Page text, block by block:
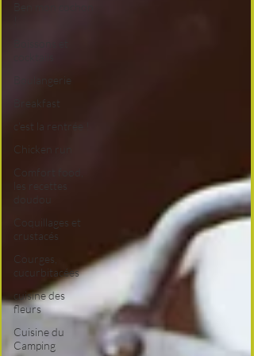
Boulangerie
Breakfast
c'est la rentrée !
Chicken run
Comfort food,
les recettes
Coquillages et
crustacés
Courges,
cucurbitacées
cuisine des
fleurs
Cuisine du
Camping